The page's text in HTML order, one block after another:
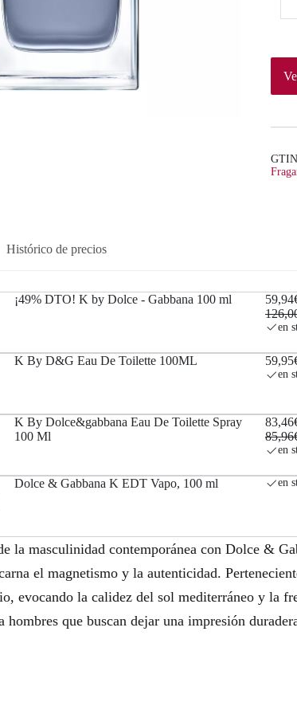
Histórico de precios
¡49% DTO! K by Dolce - Gabbana 100 ml
en
K By D&G Eau De Toilette 100ML
en
K By Dolce&gabbana Eau De Toilette Spray
100 Ml
en
Dolce & Gabbana K EDT Vapo, 100 ml en
la masculinidad contemporánea con Dolce &
el magnetismo y la autenticidad.
evocando la calidez del sol mediterráneo y la
hombres que buscan dejar una impresión